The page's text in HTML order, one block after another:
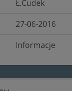
Ł.Cudek
27-06-2016
Informacje